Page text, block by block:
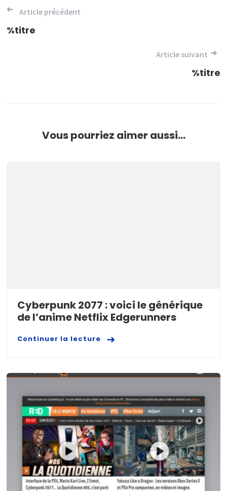
Navigation
de
Article précédent
%titre
Article suivant
%titre
Vous pourriez aimer aussi...
Cyberpunk 2077 : voici le générique
de l’anime Netflix Edgerunners
Continuer la lecture